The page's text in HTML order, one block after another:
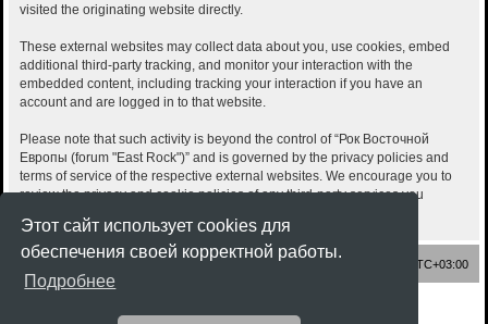
Этот сайт использует cookies для
обеспечения своей корректной работы.
Подробнее
visited the originating website directly.
These external websites may collect data about you, use cookies, embed
additional third-party tracking, and monitor your interaction with the
embedded content, including tracking your interaction if you have an
account and are logged in to that website.
Please note that such activity is beyond the control of “Рок Восточной
Европы (forum "East Rock")” and is governed by the privacy policies and
terms of service of the respective external websites. We encourage you to
review the privacy and cookie policies of any third-party services you
UTC+03:00